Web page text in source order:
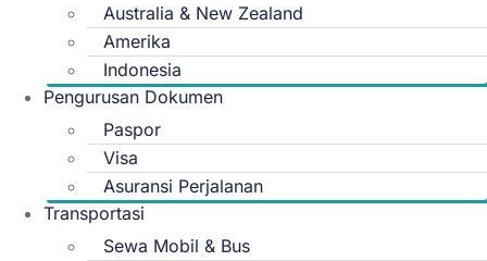
Australia & New Zealand
Amerika
Indonesia
Pengurusan Dokumen
Paspor
Visa
Asuransi Perjalanan
Transportasi
Sewa Mobil & Bus